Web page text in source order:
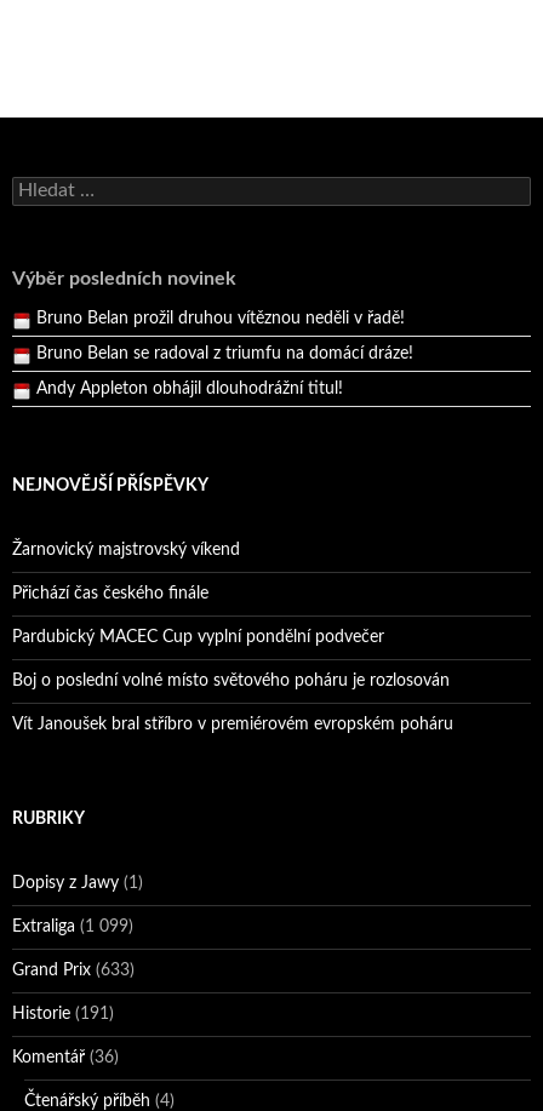
Vyhledávání
Výběr posledních novinek
Andy Appleton obhájil dlouhodrážní titul!
Bruno Belan prožil druhou vítěznou neděli v řadě!
Bruno Belan se radoval z triumfu na domácí dráze!
Andy Appleton obhájil dlouhodrážní titul!
Reprezentační dvojice brala český titul!
NEJNOVĚJŠÍ PŘÍSPĚVKY
Žarnovický majstrovský víkend
Přichází čas českého finále
Pardubický MACEC Cup vyplní pondělní podvečer
Boj o poslední volné místo světového poháru je rozlosován
Vít Janoušek bral stříbro v premiérovém evropském poháru
RUBRIKY
Dopisy z Jawy (1)
Extraliga (1 099)
Grand Prix (633)
Historie (191)
Komentář (36)
Čtenářský příběh (4)